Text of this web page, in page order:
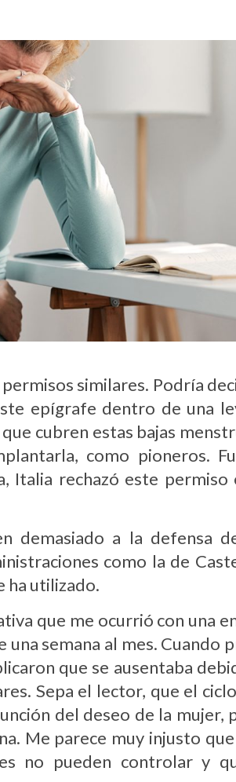
similares. Podría
epígrafe dentro de una
cubren estas bajas
como pioneros.
Italia rechazó este
demasiado a la defensa
como la de
ha utilizado.
que me ocurrió con una
semana al mes.
que se ausentaba
Sepa el lector, que el
del deseo de la mujer,
Me parece muy injusto
no pueden controlar y